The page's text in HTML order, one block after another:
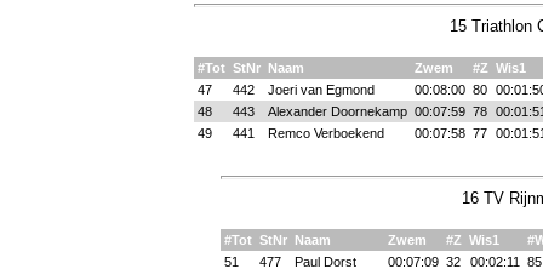
15 Triathlon
#Tot StNr Naam Zwem #Z Wis1
47
442 Joeri van Egmond 00:08:00 80
48
443 Alexander Doornekamp 00:07:59 78
49
441 Remco Verboekend 00:07:58 77
16 TV
#Tot StNr Naam Zwem #Z Wis1
51
477 Paul Dorst 00:07:09 32 00:02:11
85